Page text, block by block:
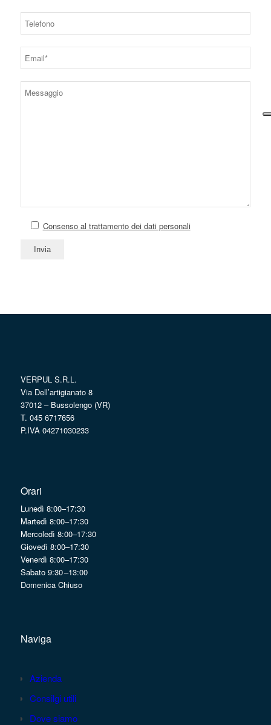
Consenso al trattamento dei dati personali
VERPUL S.R.L.
Via Dell’artigianato 8
37012 – Bussolengo (VR)
T. 045 6717656
P.IVA 04271030233
Orari
Lunedì 8:00–17:30
Martedì 8:00–17:30
Mercoledì 8:00–17:30
Giovedì 8:00–17:30
Venerdì 8:00–17:30
Sabato 9:30 –13:00
Domenica Chiuso
Naviga
Azienda
Consilgi utili
Dove siamo